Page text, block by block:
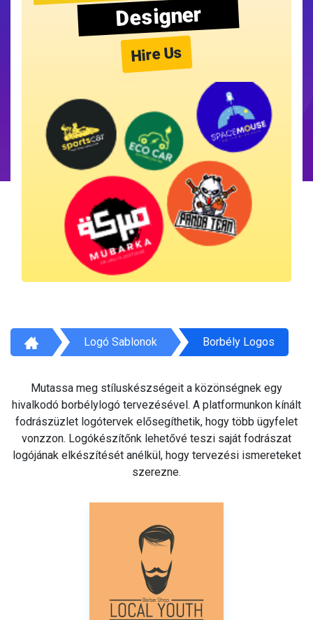
Designer
Hire Us
Logó Sablonok Borbély Logos
Mutassa meg stíluskészségeit a közönségnek egy
hivalkodó borbélylogó tervezésével. A platformunkon kínált
fodrászüzlet logótervek elősegíthetik, hogy több ügyfelet
vonzzon. Logókészítőnk lehetővé teszi saját fodrászat
logójának elkészítését anélkül, hogy tervezési ismereteket
szerezne.